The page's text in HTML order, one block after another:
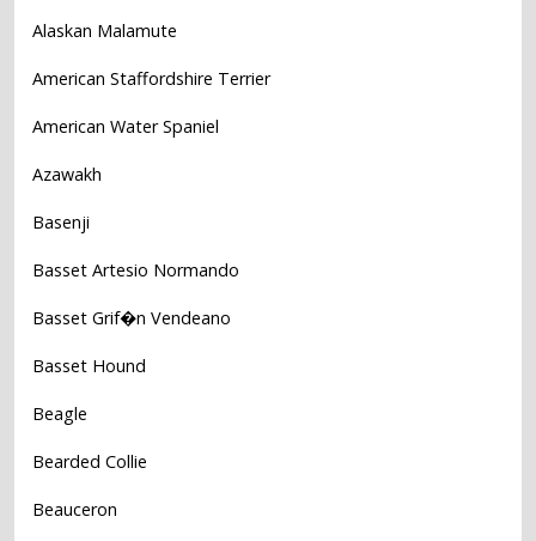
Alaskan Malamute
American Staffordshire Terrier
American Water Spaniel
Azawakh
Basenji
Basset Artesio Normando
Basset Grif�n Vendeano
Basset Hound
Beagle
Bearded Collie
Beauceron